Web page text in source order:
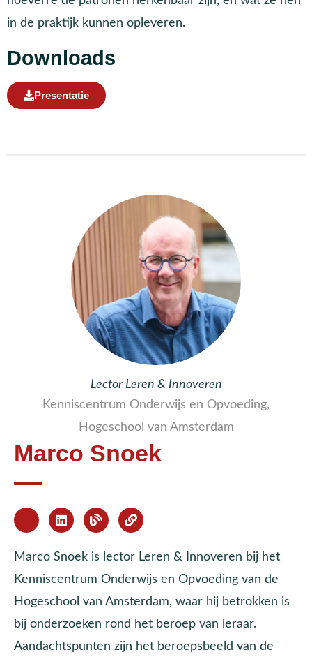
in de praktijk kunnen opleveren.
Downloads
Presentatie
Lector Leren & Innoveren
Kenniscentrum Onderwijs en Opvoeding,
Hogeschool van Amsterdam
Marco Snoek
Marco Snoek is lector Leren & Innoveren bij het
Kenniscentrum Onderwijs en Opvoeding van de
Hogeschool van Amsterdam, waar hij betrokken is
bij onderzoeken rond het beroep van leraar.
Aandachtspunten zijn het beroepsbeeld van de